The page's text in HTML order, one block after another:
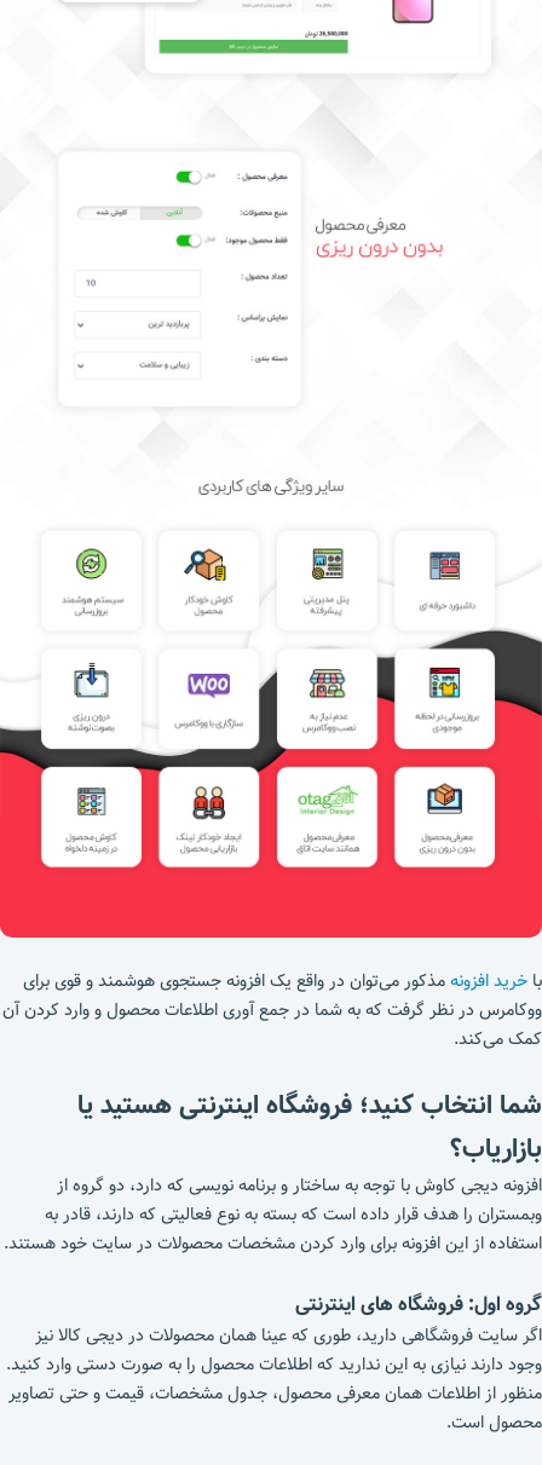
با خرید افزونهمذکور می‌توان در واقع یک افزونه جستجوی هوشمند و قوی برای
ووکامرس در نظر گرفت که به شما در جمع آوری اطلاعات محصول و وارد کردن آن
کمک می‌کند.
شما انتخاب کنید؛ فروشگاه اینترنتی هستید یا
بازاریاب؟
افزونه دیجی کاوش با توجه به ساختار و برنامه نویسی که دارد، دو گروه از
وبمستران را هدف قرار داده است که بسته به نوع فعالیتی که دارند، قادر به
استفاده از این افزونه برای وارد کردن مشخصات محصولات در سایت خود هستند.
گروه اول: فروشگاه های اینترنتی
اگر سایت فروشگاهی دارید، طوری که عینا همان محصولات در دیجی کالا نیز
وجود دارند نیازی به این ندارید که اطلاعات محصول را به صورت دستی وارد کنید.
منظور از اطلاعات همان معرفی محصول، جدول مشخصات، قیمت و حتی تصاویر
محصول است.